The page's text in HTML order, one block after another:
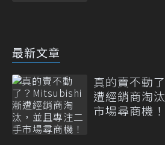
最新文章
真的賣不動
遭經銷商淘
市場尋商機！